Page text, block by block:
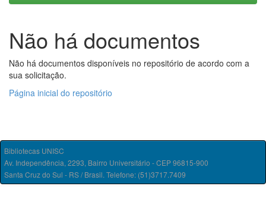
Não há documentos
Não há documentos disponíveis no repositório de acordo com a
sua solicitação.
Página inicial do repositório
Bibliotecas UNISC
Av. Independência, 2293, Bairro Universitário - CEP 96815-900
Santa Cruz do Sul - RS / Brasil. Telefone: (51)3717.7409